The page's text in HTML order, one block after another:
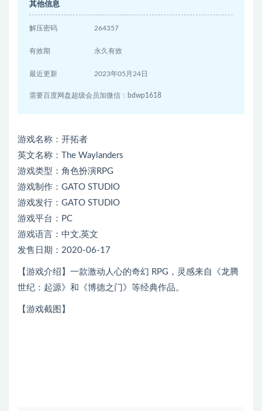
其他信息
解压密码 264357
有效期 永久有效
最近更新 2023年05月24日
需要百度网盘超级会员加微信：bdwp1618
游戏名称：开拓者
英文名称：The Waylanders
游戏类型：角色扮演RPG
游戏制作：GATO STUDIO
游戏发行：GATO STUDIO
游戏平台：PC
游戏语言：中文,英文
发售日期：2020-06-17
【游戏介绍】一款激动人心的奇幻 RPG，灵感来自《龙腾
世纪：起源》和《博德之门》等经典作品。
【游戏截图】